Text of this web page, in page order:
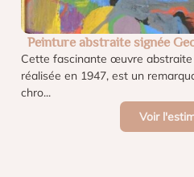
Peinture abstraite signée
Cette fascinante œuvre abstraite
réalisée en 1947, est un
chro...
Voir